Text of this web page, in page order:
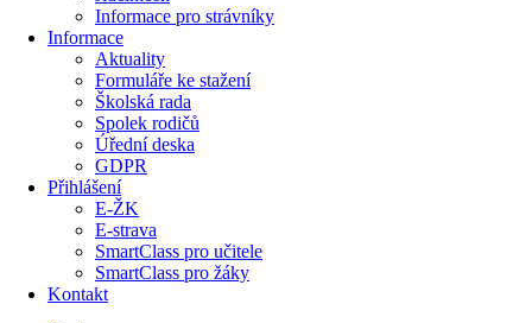
Informace pro strávníky
Informace
Aktuality
Formuláře ke stažení
Školská rada
Spolek rodičů
Úřední deska
GDPR
Přihlášení
E-ŽK
E-strava
SmartClass pro učitele
SmartClass pro žáky
Kontakt